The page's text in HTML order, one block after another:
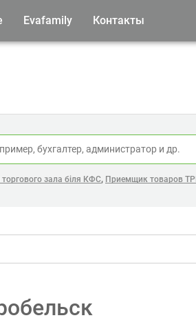
Evafamily Контакты
зала біля КФС, Приемщик товаров